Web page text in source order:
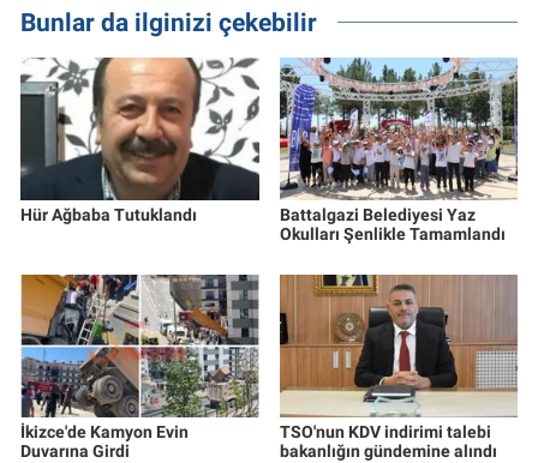
Bunlar da ilginizi çekebilir
Hür Ağbaba Tutuklandı
Battalgazi Belediyesi Yaz
Okulları Şenlikle Tamamlandı
İkizce'de Kamyon Evin
Duvarına Girdi
TSO'nun KDV indirimi talebi
bakanlığın gündemine alındı